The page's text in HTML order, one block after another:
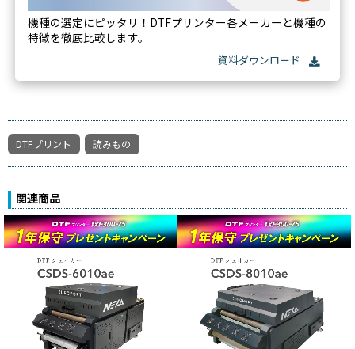
機種の選定にピッタリ！DTFプリンター各メーカーと機種の
特徴を徹底比較します。
DTFプリント 読みもの
関連商品